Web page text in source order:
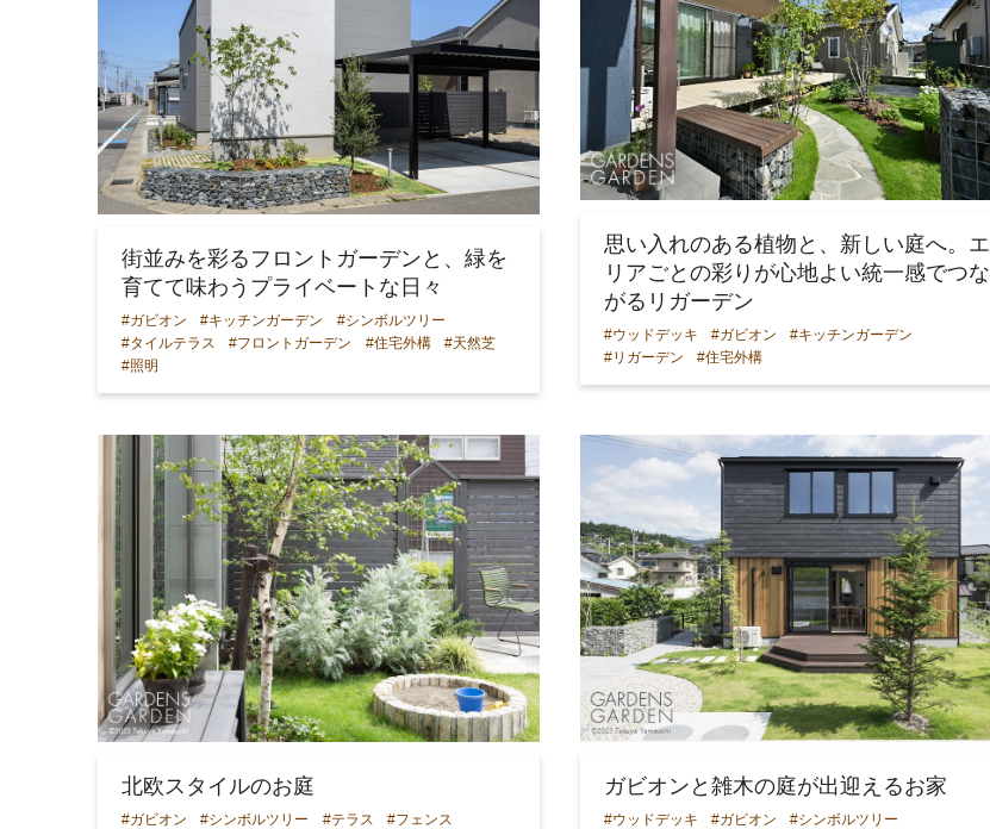
街並みを彩るフロントガーデンと、緑を
育てて味わうプライベートな日々
#ガビオン #キッチンガーデン
#シンボルツリー
#タイルテラス
#フロントガーデン #住宅外構
#天然芝
#照明
思い入れのある植物と、新しい庭へ。エ
リアごとの彩りが心地よい統一感でつな
がるリガーデン
#ウッドデッキ #ガビオン
#キッチンガーデン
#リガーデン
#住宅外構
北欧スタイルのお庭
#ガビオン #シンボルツリー #テラス
#フェンス
ガビオンと雑木の庭が出迎えるお家
#ウッドデッキ #ガビオン
#シンボルツリー